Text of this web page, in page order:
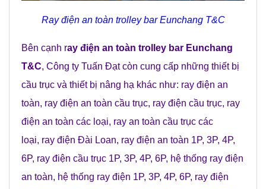
Ray điện an toàn trolley bar Eunchang T&C
Bên cạnh ray điện an toàn trolley bar Eunchang
T&C, Công ty Tuấn Đạtcòn cung cấp những thiết bị
cầu trục và thiết bị nâng hạ khác như: ray điện an
toàn, ray điện an toàn cầu trục, ray điện cầu trục, ray
điện an toàn các loại, ray an toàn cầu trục các
loại, ray điện Đài Loan, ray điện an toàn 1P, 3P, 4P,
6P, ray điện cầu trục 1P, 3P, 4P, 6P, hệ thống ray điện
an toàn, hệ thống ray điện 1P, 3P, 4P, 6P, ray điện